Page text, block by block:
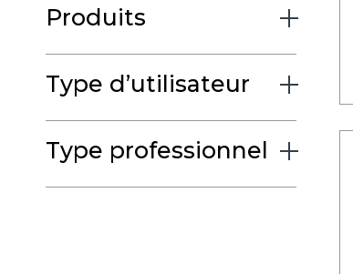
Produits
Type d’utilisateur
Type professionnel